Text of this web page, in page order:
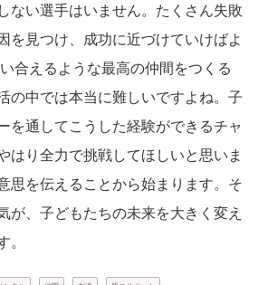
ない選手はいません。たくさん失敗
を見つけ、成功に近づけていけばよ
合えるような最高の仲間をつくる
の中では本当に難しいですよね。子
を通してこうした経験ができるチャ
はり全力で挑戦してほしいと思いま
思を伝えることから始まります。そ
が、子どもたちの未来を大きく変え
。